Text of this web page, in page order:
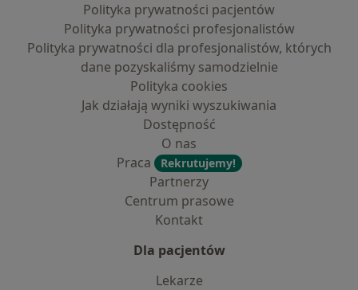
Polityka prywatności pacjentów
Polityka prywatności profesjonalistów
Polityka prywatności dla profesjonalistów, których
dane pozyskaliśmy samodzielnie
Polityka cookies
Jak działają wyniki wyszukiwania
Dostępność
O nas
Praca
Rekrutujemy!
Partnerzy
Centrum prasowe
Kontakt
Dla pacjentów
Lekarze